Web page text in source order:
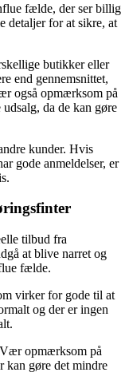
fælde, der ser billig
detaljer for at sikre, at
butikker eller
end gennemsnittet,
også opmærksom på
da de kan gøre
kunder. Hvis
gode anmeldelser, er
tilbud fra
at blive narret og
fælde.
virker for gode til at
og der er ingen
opmærksom på
kan gøre det mindre